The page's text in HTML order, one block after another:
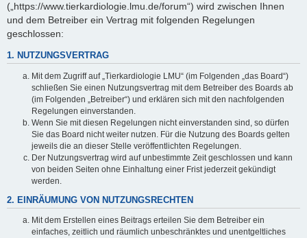
(„https://www.tierkardiologie.lmu.de/forum“) wird zwischen Ihnen
und dem Betreiber ein Vertrag mit folgenden Regelungen
geschlossen:
1. NUTZUNGSVERTRAG
Mit dem Zugriff auf „Tierkardiologie LMU“ (im Folgenden „das Board“)
schließen Sie einen Nutzungsvertrag mit dem Betreiber des Boards ab
(im Folgenden „Betreiber“) und erklären sich mit den nachfolgenden
Regelungen einverstanden.
Wenn Sie mit diesen Regelungen nicht einverstanden sind, so dürfen
Sie das Board nicht weiter nutzen. Für die Nutzung des Boards gelten
jeweils die an dieser Stelle veröffentlichten Regelungen.
Der Nutzungsvertrag wird auf unbestimmte Zeit geschlossen und kann
von beiden Seiten ohne Einhaltung einer Frist jederzeit gekündigt
werden.
2. EINRÄUMUNG VON NUTZUNGSRECHTEN
Mit dem Erstellen eines Beitrags erteilen Sie dem Betreiber ein
einfaches, zeitlich und räumlich unbeschränktes und unentgeltliches